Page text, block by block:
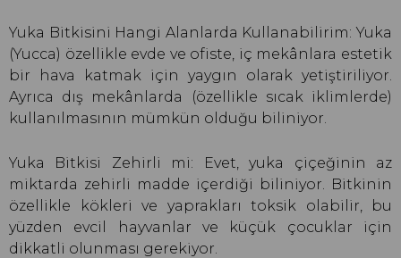
Yuka Bitkisini Hangi Alanlarda Kullanabilirim: Yuka
(Yucca) özellikle evde ve ofiste, iç mekânlara estetik
bir hava katmak için yaygın olarak yetiştiriliyor.
Ayrıca dış mekânlarda (özellikle sıcak iklimlerde)
kullanılmasının mümkün olduğu biliniyor.
Yuka Bitkisi Zehirli mi: Evet, yuka çiçeğinin az
miktarda zehirli madde içerdiği biliniyor. Bitkinin
özellikle kökleri ve yaprakları toksik olabilir, bu
yüzden evcil hayvanlar ve küçük çocuklar için
dikkatli olunması gerekiyor.